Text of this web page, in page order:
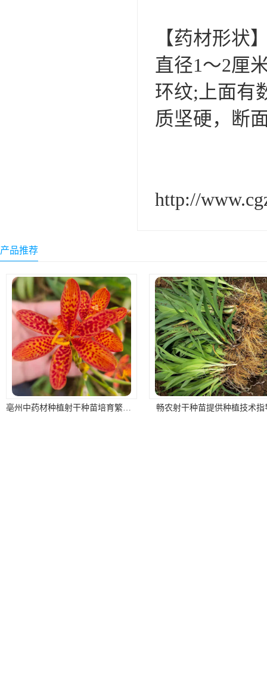
【药材形状
直径1～2厘
环纹;上面有
质坚硬，断
http://
产品推荐
亳州中药材种植射干种苗培育繁殖基地 畅农射干种苗提供种植技术指